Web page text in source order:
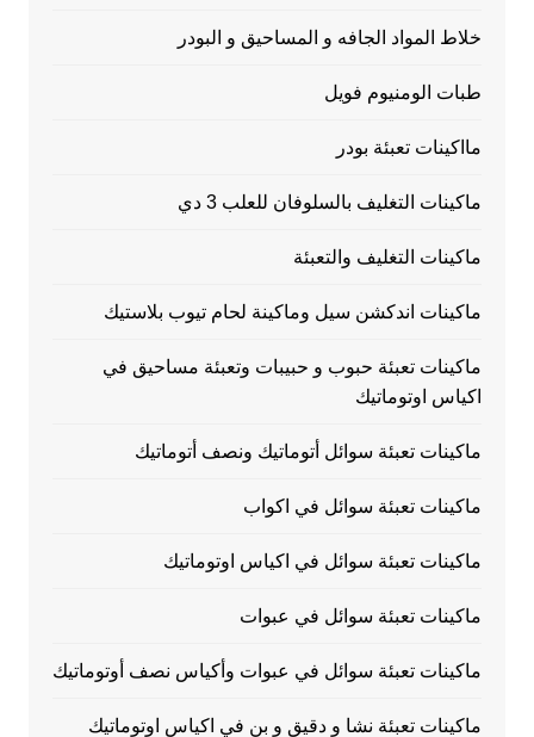
خلاط المواد الجافه و المساحيق و البودر
طبات الومنيوم فويل
مااكينات تعبئة بودر
ماكينات التغليف بالسلوفان للعلب 3 دي
ماكينات التغليف والتعبئة
ماكينات اندكشن سيل وماكينة لحام تيوب بلاستيك
ماكينات تعبئة حبوب و حبيبات وتعبئة مساحيق في
اكياس اوتوماتيك
ماكينات تعبئة سوائل أتوماتيك ونصف أتوماتيك
ماكينات تعبئة سوائل في اكواب
ماكينات تعبئة سوائل في اكياس اوتوماتيك
ماكينات تعبئة سوائل في عبوات
ماكينات تعبئة سوائل في عبوات وأكياس نصف أوتوماتيك
ماكينات تعبئة نشا و دقيق و بن في اكياس اوتوماتيك